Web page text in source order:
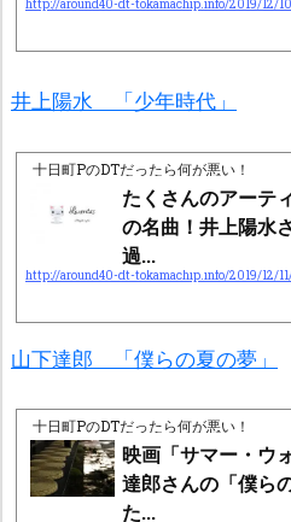
http://around40-dt-tokamachip.info/2019/12/
井上陽水 「少年時代」
十日町PのDTだったら何が悪い！
たくさんのアーテ
の名曲！井上陽水
過...
http://around40-dt-tokamachip.info/2019/12/
山下達郎 「僕らの夏の夢」
十日町PのDTだったら何が悪い！
映画「サマー・ウ
達郎さんの「僕ら
た...